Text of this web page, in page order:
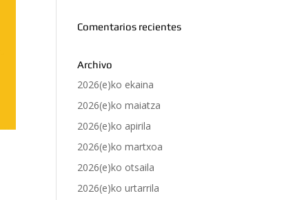
Comentarios recientes
Archivo
2026(e)ko ekaina
2026(e)ko maiatza
2026(e)ko apirila
2026(e)ko martxoa
2026(e)ko otsaila
2026(e)ko urtarrila